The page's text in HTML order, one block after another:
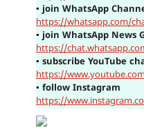
▪join WhatsApp
https://whatsapp.com/
▪join WhatsApp News
https://
▪ subscribe YouTube
https://
▪ follow Instagram
https://